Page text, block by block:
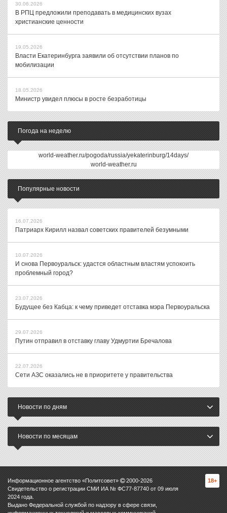
30.06.2026
В РПЦ предложили преподавать в медицинских вузах
христианские ценности
19.05.2026
Власти Екатеринбурга заявили об отсутствии планов по
мобилизации
18.05.2026
Министр увидел плюсы в росте безработицы
Погода на неделю
world-weather.ru/pogoda/russia/yekaterinburg/14days/
world-weather.ru
Популярные новости
16.07.2026
Патриарх Кирилл назвал советских правителей безумными
10.07.2026
И снова Первоуральск: удастся областным властям успокоить
проблемный город?
23.07.2026
Будущее без Кабца: к чему приведет отставка мэра Первоуральска
29.07.2026
Путин отправил в отставку главу Удмуртии Бречалова
22.07.2026
Сети АЗС оказались не в приоритете у правительства
Новости по дням
Новости по месяцам
Информационное агентство «Политсовет» 2000-2026
Свидетельство о регистрации СМИ ИА № ФС77-87740 от 09 июля
2024 года.
Выдано Федеральной службой по надзору в сфере связи,
18+